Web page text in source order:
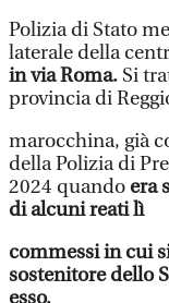
Polizia di Stato
laterale della
in via Roma. Si
provincia di
marocchina, già
della Polizia di
2024 quando era
di alcuni reati lì
commessi in cui
sostenitore dello
esso.